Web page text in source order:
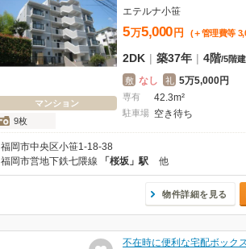
マンション
9枚
エテルナ小笹
5万5,000 円 (＋管理費等
2DK | 築37年 | 4階/5階建
敷 なし 礼 5万5,000円
専有 42.3m²
駐車場 空き待ち
福岡市中央区小笹1-18-38
福岡市営地下鉄七隈線 「桜坂」駅 他
物件詳細を見る
不在時に便利な宅配ボック